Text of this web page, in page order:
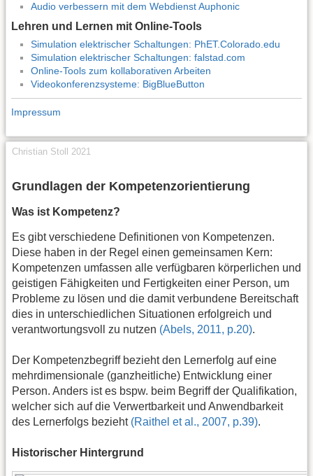
Audio verbessern mit dem Webdienst Auphonic
Lehren und Lernen mit Online-Tools
Simulation elektrischer Schaltungen: PhET.Colorado.edu
Simulation elektrischer Schaltungen: falstad.com
Online-Tools zum kollaborativen Arbeiten
Videokonferenzsysteme: BigBlueButton
Impressum
Christian Stoll 2021
Grundlagen der Kompetenzorientierung
Was ist Kompetenz?
Es gibt verschiedene Definitionen von Kompetenzen.
Diese haben in der Regel einen gemeinsamen Kern:
Kompetenzen umfassen alle verfügbaren körperlichen und
geistigen Fähigkeiten und Fertigkeiten einer Person, um
Probleme zu lösen und die damit verbundene Bereitschaft
dies in unterschiedlichen Situationen erfolgreich und
verantwortungsvoll zu nutzen (Abels, 2011, p.20).
Der Kompetenzbegriff bezieht den Lernerfolg auf eine
mehrdimensionale (ganzheitliche) Entwicklung einer
Person. Anders ist es bspw. beim Begriff der Qualifikation,
welcher sich auf die Verwertbarkeit und Anwendbarkeit
des Lernerfolgs bezieht (Raithel et al., 2007, p.39).
Historischer Hintergrund